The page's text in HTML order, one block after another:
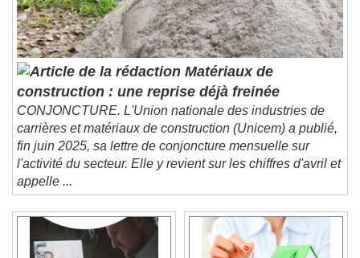
Matériaux de
construction : une reprise déjà freinée
CONJONCTURE. L'Union nationale des industries de
carrières et matériaux de construction (Unicem) a publié,
fin juin 2025, sa lettre de conjoncture mensuelle sur
l'activité du secteur. Elle y revient sur les chiffres d'avril et
appelle ...